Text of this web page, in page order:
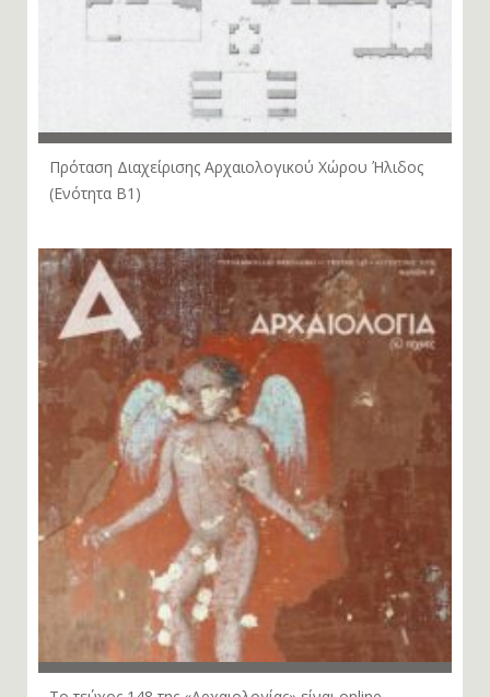
Πρόταση Διαχείρισης Αρχαιολογικού Χώρου Ήλιδος
(Ενότητα Β1)